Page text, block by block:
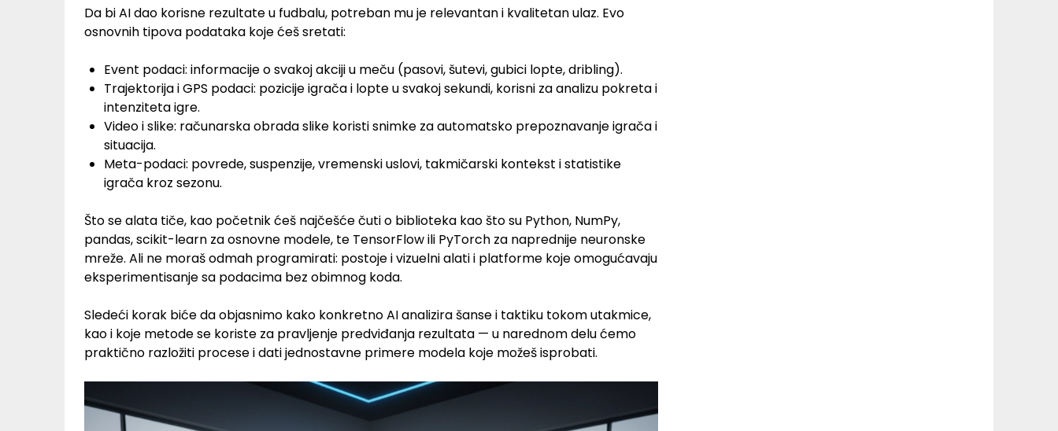
Da bi AI dao korisne rezultate u fudbalu, potreban mu je relevantan i kvalitetan ulaz. Evo
osnovnih tipova podataka koje ćeš sretati:
Event podaci: informacije o svakoj akciji u meču (pasovi, šutevi, gubici lopte, dribling).
Trajektorija i GPS podaci: pozicije igrača i lopte u svakoj sekundi, korisni za analizu pokreta i
intenziteta igre.
Video i slike: računarska obrada slike koristi snimke za automatsko prepoznavanje igrača i
situacija.
Meta-podaci: povrede, suspenzije, vremenski uslovi, takmičarski kontekst i statistike
igrača kroz sezonu.
Što se alata tiče, kao početnik ćeš najčešće čuti o biblioteka kao što su Python, NumPy,
pandas, scikit-learn za osnovne modele, te TensorFlow ili PyTorch za naprednije neuronske
mreže. Ali ne moraš odmah programirati: postoje i vizuelni alati i platforme koje omogućavaju
eksperimentisanje sa podacima bez obimnog koda.
Sledeći korak biće da objasnimo kako konkretno AI analizira šanse i taktiku tokom utakmice,
kao i koje metode se koriste za pravljenje predviđanja rezultata — u narednom delu ćemo
praktično razložiti procese i dati jednostavne primere modela koje možeš isprobati.